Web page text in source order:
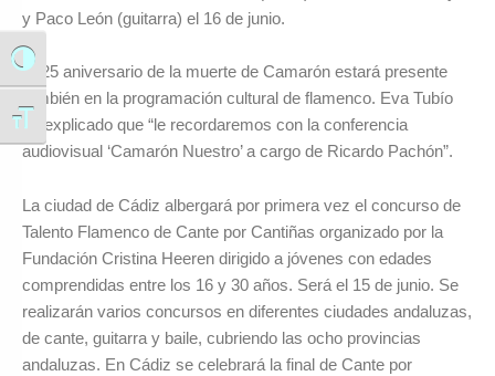
Alternar alto contraste
Alternar tamaño de letra
y Paco León (guitarra) el 16 de junio.
El 25 aniversario de la muerte de Camarón estará presente
también en la programación cultural de flamenco. Eva Tubío
ha explicado que “le recordaremos con la conferencia
audiovisual ‘Camarón Nuestro’ a cargo de Ricardo Pachón”.
La ciudad de Cádiz albergará por primera vez el concurso de
Talento Flamenco de Cante por Cantiñas organizado por la
Fundación Cristina Heeren dirigido a jóvenes con edades
comprendidas entre los 16 y 30 años. Será el 15 de junio. Se
realizarán varios concursos en diferentes ciudades andaluzas,
de cante, guitarra y baile, cubriendo las ocho provincias
andaluzas. En Cádiz se celebrará la final de Cante por